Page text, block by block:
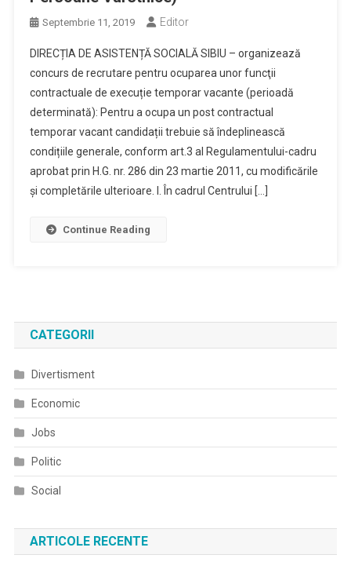
Septembrie 11, 2019 Editor
DIRECȚIA DE ASISTENȚĂ SOCIALĂ SIBIU – organizează
concurs de recrutare pentru ocuparea unor funcţii
contractuale de execuție temporar vacante (perioadă
determinată): Pentru a ocupa un post contractual
temporar vacant candidații trebuie să îndeplinească
condițiile generale, conform art.3 al Regulamentului-cadru
aprobat prin H.G. nr. 286 din 23 martie 2011, cu modificările
și completările ulterioare. I. În cadrul Centrului […]
Continue Reading
CATEGORII
Divertisment
Economic
Jobs
Politic
Social
ARTICOLE RECENTE